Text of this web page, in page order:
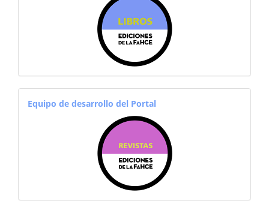
equiporevistas
Equipo de desarrollo del Portal